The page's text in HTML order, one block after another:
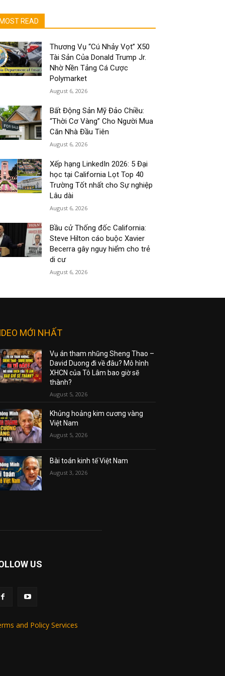
MOST READ
Thương Vụ “Cú Nhảy Vọt” X50
Tài Sản Của Donald Trump Jr.
Nhờ Nền Tảng Cá Cược
Polymarket
August 6, 2026
Bất Động Sản Mỹ Đảo Chiều:
“Thời Cơ Vàng” Cho Người Mua
Căn Nhà Đầu Tiên
August 6, 2026
Xếp hạng LinkedIn 2026: 5 Đại
học tại California Lọt Top 40
Trường Tốt nhất cho Sự nghiệp
Lâu dài
August 6, 2026
Bầu cử Thống đốc California:
Steve Hilton cáo buộc Xavier
Becerra gây nguy hiểm cho trẻ
di cư
August 6, 2026
MỚI NHẤT
Vụ án tham nhũng Sheng Thao –
David Duong đi về đâu? Mô hình
XHCN của Tô Lâm bao giờ sẽ
thành?
August 5, 2026
Khủng hoảng kim cương vàng
Việt Nam
August 5, 2026
Bài toán kinh tế Việt Nam
August 3, 2026
US
and Policy Services